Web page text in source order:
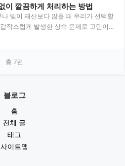
이 깔끔하게 처리하는 방법
빚이 재산보다 많을 때 우리가 선택할
작스럽게 발생한 상속 문제로 고민이
키고 원…
총 7편
블로그
홈
전체 글
태그
사이트맵